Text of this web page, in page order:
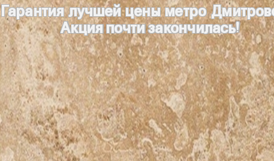
Гарантия лучшей цены метро
Акция почти закончилась!